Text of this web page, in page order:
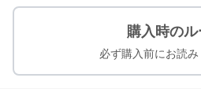
購入時の
必ず購入前にお読み